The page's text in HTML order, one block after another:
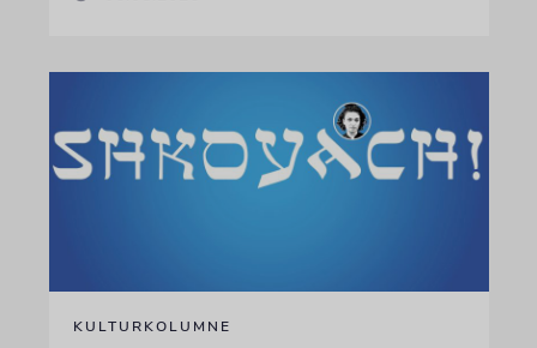
KULTURKOLUMNE